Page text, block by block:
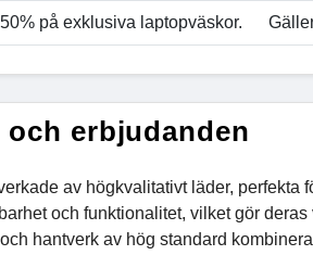
på exklusiva laptopväskor.
erbjudanden
av högkvalitativt läder, perfekta
och funktionalitet, vilket gör deras
hantverk av hög standard